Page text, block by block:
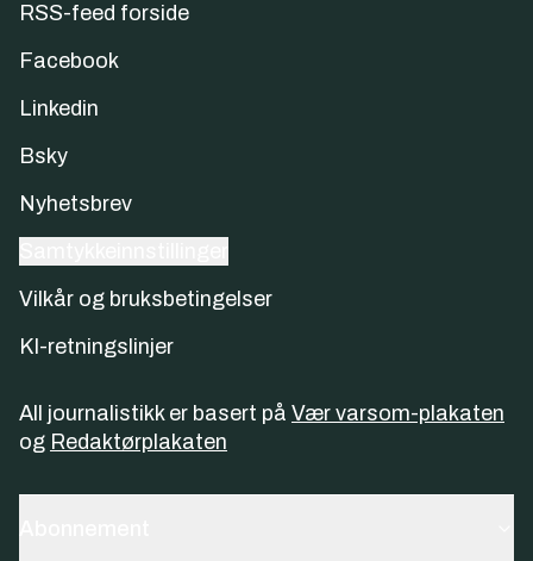
RSS-feed forside
Facebook
Linkedin
Bsky
Nyhetsbrev
Vilkår og bruksbetingelser
KI-retningslinjer
All journalistikk er basert på Vær varsom-plakaten
og Redaktørplakaten